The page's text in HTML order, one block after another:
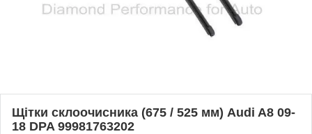
Щітки склоочисника (675 / 525 мм) Audi A8 09-
18 DPA 99981763202